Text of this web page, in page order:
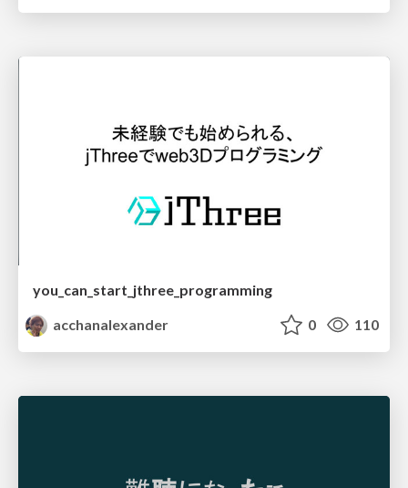
you_can_start_jthree_programming
acchanalexander
0 110